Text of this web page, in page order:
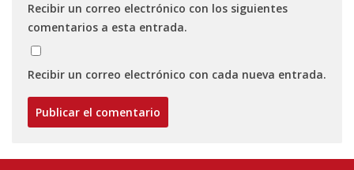
Recibir un correo electrónico con los siguientes
comentarios a esta entrada.
Recibir un correo electrónico con cada nueva entrada.